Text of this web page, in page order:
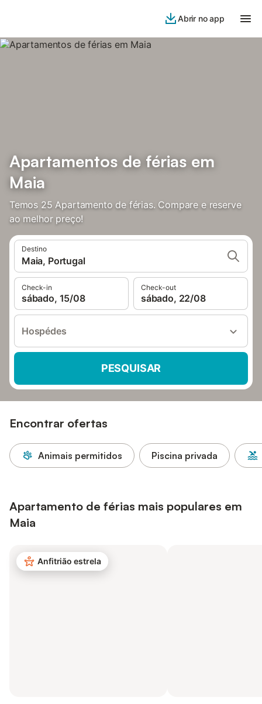
Abrir no app
Apartamentos de férias em
Maia
Temos 25 Apartamento de férias. Compare e reserve
ao melhor preço!
Destino
Maia, Portugal
Check-in
sábado, 15/08
Check-out
sábado, 22/08
Hospédes
PESQUISAR
Encontrar ofertas
Animais permitidos Piscina privada
Apartamento de férias mais populares em
Maia
Anfitrião estrela